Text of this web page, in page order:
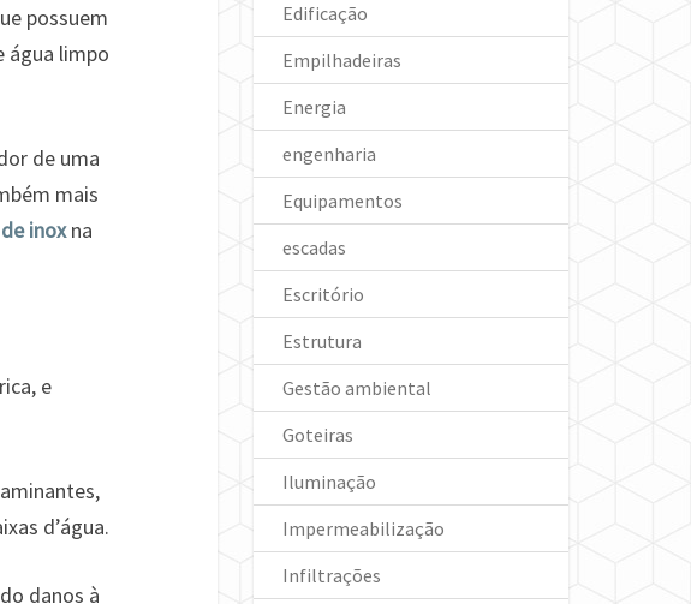
possuem
água limpo
de uma
mais
inox na
e
d’água.
danos à
Edificação
Empilhadeiras
Energia
engenharia
Equipamentos
escadas
Escritório
Estrutura
Gestão ambiental
Goteiras
Iluminação
Impermeabilização
Infiltrações